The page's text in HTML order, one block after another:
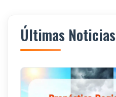
Últimas Noticias